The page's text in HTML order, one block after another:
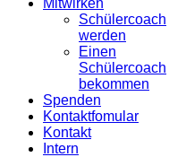
Mitwirken
Schülercoach
werden
Einen
Schülercoach
bekommen
Spenden
Kontaktfomular
Kontakt
Intern